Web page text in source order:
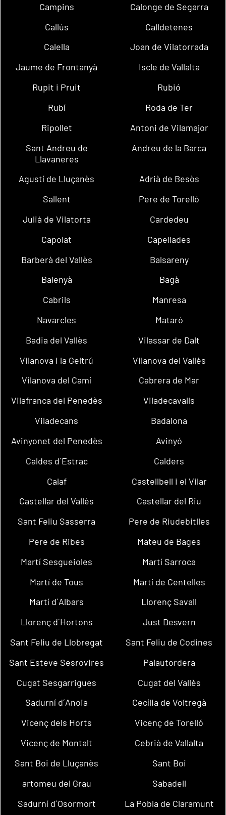
Campins
Calonge de Segarra
Callús
Calldetenes
Calella
Joan de Vilatorrada
Jaume de Frontanyà
Iscle de Vallalta
Rupit i Pruit
Rubió
Rubí
Roda de Ter
Ripollet
Antoni de Vilamajor
Sant Andreu de
Llavaneres
Andreu de la Barca
Agustí de Lluçanès
Adrià de Besòs
Sallent
Pere de Torelló
Julià de Vilatorta
Cardedeu
Capolat
Capellades
Barberà del Vallès
Balsareny
Balenyà
Bagà
Cabrils
Manresa
Navarcles
Mataró
Badia del Vallès
Vilassar de Dalt
Vilanova i la Geltrú
Vilanova del Vallès
Vilanova del Camí
Cabrera de Mar
Vilafranca del Penedès
Viladecavalls
Viladecans
Badalona
Avinyonet del Penedès
Avinyó
Caldes d´Estrac
Calders
Calaf
Castellbell i el Vilar
Castellar del Vallès
Castellar del Riu
Sant Feliu Sasserra
Pere de Riudebitlles
Pere de Ribes
Mateu de Bages
Martí Sesgueioles
Martí Sarroca
Martí de Tous
Martí de Centelles
Martí d´Albars
Llorenç Savall
Llorenç d´Hortons
Just Desvern
Sant Feliu de Llobregat
Sant Feliu de Codines
Sant Esteve Sesrovires
Palautordera
Cugat Sesgarrigues
Cugat del Vallès
Sadurní d´Anoia
Cecília de Voltregà
Vicenç dels Horts
Vicenç de Torelló
Vicenç de Montalt
Cebrià de Vallalta
Sant Boi de Lluçanès
Sant Boi
artomeu del Grau
Sabadell
Sadurní d´Osormort
La Pobla de Claramunt